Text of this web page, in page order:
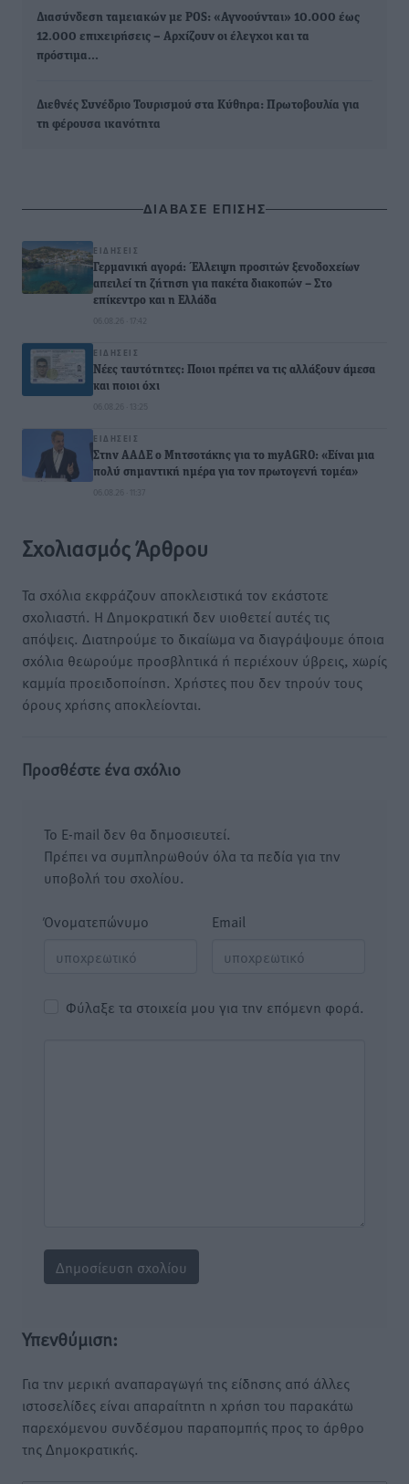
Διασύνδεση ταμειακών με POS: «Αγνοούνται» 10.000 έως
12.000 επιχειρήσεις – Αρχίζουν οι έλεγχοι και τα
πρόστιμα…
Διεθνές Συνέδριο Τουρισμού στα Κύθηρα: Πρωτοβουλία για
τη φέρουσα ικανότητα
ΔΙΑΒΑΣΕ ΕΠΙΣΗΣ
ΕΙΔΉΣΕΙΣ
Γερμανική αγορά: Έλλειψη προσιτών ξενοδοχείων
απειλεί τη ζήτηση για πακέτα διακοπών – Στο
επίκεντρο και η Ελλάδα
06.08.26 · 17:42
ΕΙΔΉΣΕΙΣ
Νέες ταυτότητες: Ποιοι πρέπει να τις αλλάξουν άμεσα
και ποιοι όχι
06.08.26 · 13:25
ΕΙΔΉΣΕΙΣ
Στην ΑΑΔΕ ο Μητσοτάκης για το myAGRO: «Είναι μια
πολύ σημαντική ημέρα για τον πρωτογενή τομέα»
06.08.26 · 11:37
Σχολιασμός Άρθρου
Τα σχόλια εκφράζουν αποκλειστικά τον εκάστοτε
σχολιαστή. Η Δημοκρατική δεν υιοθετεί αυτές τις
απόψεις. Διατηρούμε το δικαίωμα να διαγράψουμε όποια
σχόλια θεωρούμε προσβλητικά ή περιέχουν ύβρεις, χωρίς
καμμία προειδοποίηση. Χρήστες που δεν τηρούν τους
όρους χρήσης αποκλείονται.
Προσθέστε ένα σχόλιο
Το E-mail δεν θα δημοσιευτεί.
Πρέπει να συμπληρωθούν όλα τα πεδία για την
υποβολή του σχολίου.
Όνοματεπώνυμο Email
Φύλαξε τα στοιχεία μου για την επόμενη φορά.
Υπενθύμιση:
Για την μερική αναπαραγωγή της είδησης από άλλες
ιστοσελίδες είναι απαραίτητη η χρήση του παρακάτω
παρεχόμενου συνδέσμου παραπομπής προς το άρθρο
της Δημοκρατικής.